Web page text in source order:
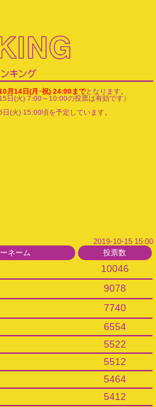
月14日(月･祝) 24:00までとなります。
日(火) 7:00～10:00の投票は有効です）
(火) 15:00頃を予定しています。
2019-10-15 15:00
ネーム 投票数
10046
9078
7740
6554
5522
5512
5464
5412